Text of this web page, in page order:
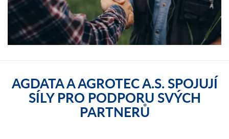
AGDATA A AGROTEC A.S. SPOJUJÍ
SÍLY PRO PODPORU SVÝCH
PARTNERŮ